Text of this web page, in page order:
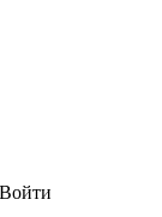
Войти